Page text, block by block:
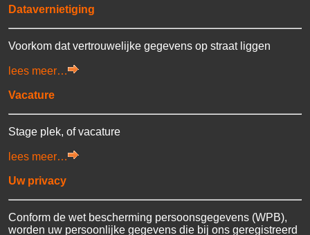
Datavernietiging
Voorkom dat vertrouwelijke gegevens op straat liggen
lees meer…
Vacature
Stage plek, of vacature
lees meer…
Uw privacy
Conform de wet bescherming persoonsgegevens (WPB),
worden uw persoonlijke gegevens die bij ons geregistreerd